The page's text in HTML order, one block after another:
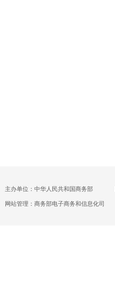
主办单位：中华人民共和国商务部
网站管理：商务部电子商务和信息化司